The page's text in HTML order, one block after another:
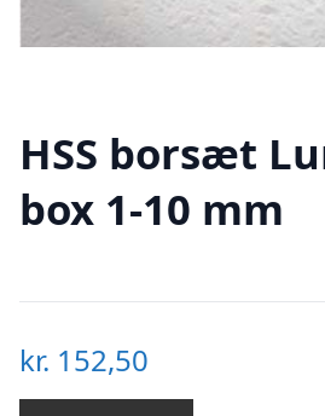
HSS borsæt
box 1-10 mm
kr. 152,50